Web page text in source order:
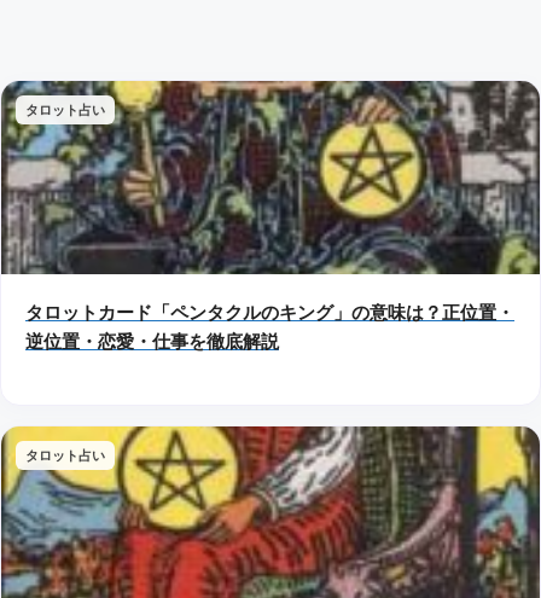
タロット占い
タロットカード「ペンタクルのキング」の意味は？正位置・
逆位置・恋愛・仕事を徹底解説
タロット占い